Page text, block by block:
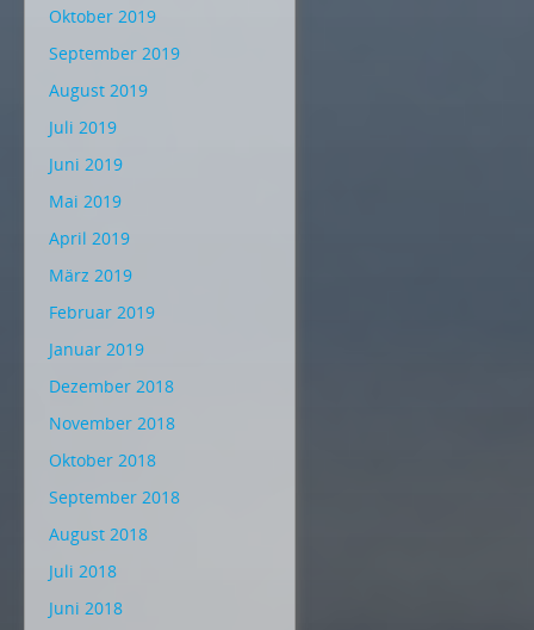
Oktober 2019
September 2019
August 2019
Juli 2019
Juni 2019
Mai 2019
April 2019
März 2019
Februar 2019
Januar 2019
Dezember 2018
November 2018
Oktober 2018
September 2018
August 2018
Juli 2018
Juni 2018